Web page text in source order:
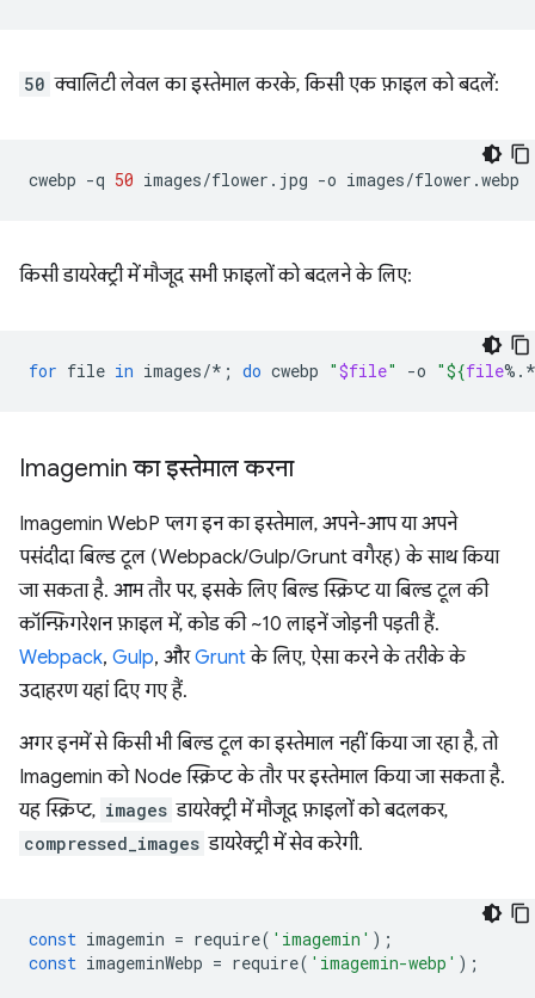
50 क्वालिटी लेवल का इस्तेमाल करके, किसी एक फ़ाइल को बदलें:
cwebp -q 50 images/flower.jpg -o
किसी डायरेक्ट्री में मौजूद सभी फ़ाइलों को बदलने के लिए:
for file in images/* ; do cwebp "$file" -o "${file%.*
Imagemin का इस्तेमाल करना
Imagemin WebP प्लग इन का इस्तेमाल, अपने-आप या अपने
पसंदीदा बिल्ड टूल (Webpack/Gulp/Grunt वगैरह) के साथ किया
जा सकता है. आम तौर पर, इसके लिए बिल्ड स्क्रिप्ट या बिल्ड टूल की
कॉन्फ़िगरेशन फ़ाइल में, कोड की ~10 लाइनें जोड़नी पड़ती हैं.
Webpack, Gulp, औरGruntके लिए, ऐसा करने के तरीके के
उदाहरण यहां दिए गए हैं.
अगर इनमें से किसी भी बिल्ड टूल का इस्तेमाल नहीं किया जा रहा है, तो
Imagemin को Node स्क्रिप्ट के तौर पर इस्तेमाल किया जा सकता है.
यह स्क्रिप्ट, images डायरेक्ट्री में मौजूद फ़ाइलों को बदलकर,
compressed_images डायरेक्ट्री में सेव करेगी.
const imagemin = require( 'imagemin' );
const imageminWebp = require( 'imagemin-webp' );